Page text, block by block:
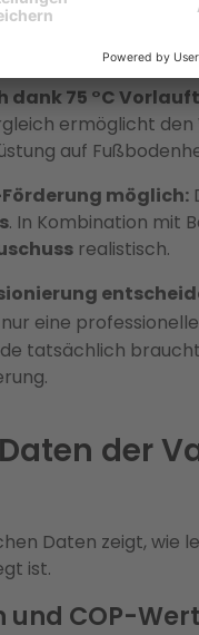
VWL 75/6 A den
Modernisierung.
75 °C
ermöglicht
auf
Förderung möglich:
. In Kombination mit
realistisch.
eine
tatsächlich
der
Daten zeigt, wie
ist.
und COP-